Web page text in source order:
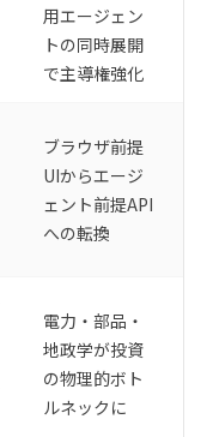
用エージェン
トの同時展開
で主導権強化
ブラウザ前提
UIからエージ
ェント前提API
への転換
電力・部品・
地政学が投資
の物理的ボト
ルネックに